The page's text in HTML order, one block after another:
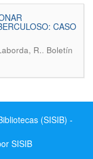
CASO
R.. Boletín
(SISIB) -
SISIB